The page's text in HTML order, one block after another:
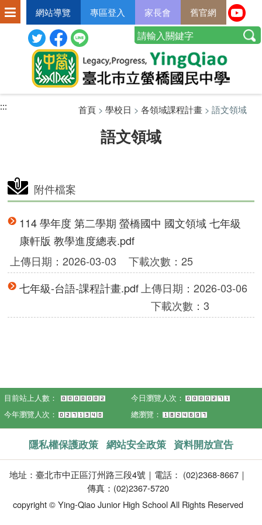
網站導覽 專區登入 家長會 舊官網
:::
:::
語文領域
首頁> 學校日 > 各領域課程計畫> 語文領域
附件檔案
114 學年度 第二學期 螢橋國中 國文領域 七年級
康軒版 教學進度總表.pdf
上傳日期：2026-03-03
下載次數：25
七年級-台語-課程計畫.pdf 上傳日期：2026-03-06
下載次數：3
目前站上人數：
今日瀏覽人次：
今年瀏覽人次：
總瀏覽：
隱私權保護政策 網站安全政策 資料開放宣告
地址：臺北市中正區汀州路三段4號｜電話： (02)2368-8667｜
傳真：(02)2367-5720
copyright © Ying-Qiao Junior High School All Rights Reserved